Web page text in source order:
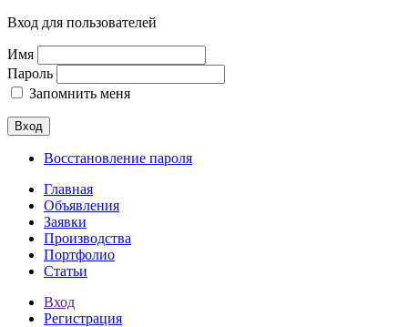
Вход для пользователей
Имя
Пароль
Запомнить меня
Вход
Восстановление пароля
Главная
Объявления
Заявки
Производства
Портфолио
Статьи
Вход
Регистрация